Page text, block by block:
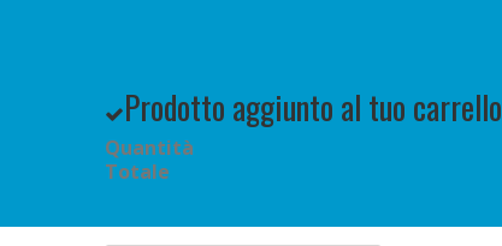
Prodotto aggiunto al tuo carrello
Quantità
Totale